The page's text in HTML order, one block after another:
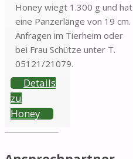
Honey wiegt 1.300 g und hat
eine Panzerlänge von 19 cm.
Anfragen im Tierheim oder
bei Frau Schütze unter T.
05121/21079.
Details
zu
Honey